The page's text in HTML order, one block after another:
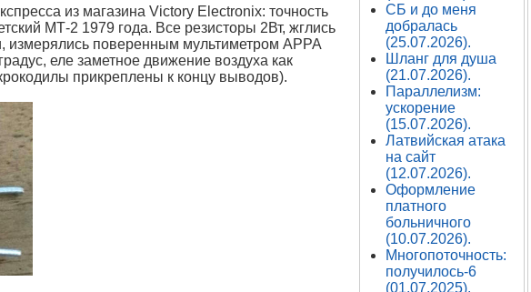
из магазина Victory Electronix: точность
МТ-2 1979 года. Все резисторы 2Вт, жглись
измерялись поверенным мультиметром APPA
еле заметное движение воздуха как
прикреплены к концу выводов).
СБ и до меня
добралась
(25.07.2026).
Шланг для душа
(21.07.2026).
Параллелизм:
ускорение
(15.07.2026).
Латвийская атака
на сайт
(12.07.2026).
Оформление
платного
больничного
(10.07.2026).
Многопоточность:
получилось-6
(01.07.2025).